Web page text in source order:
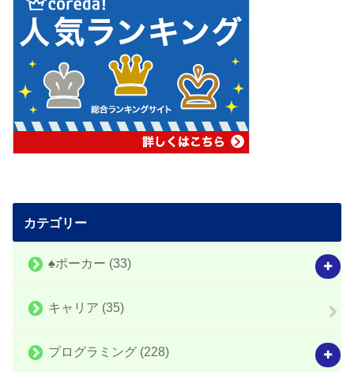
カテゴリー
♠️ポーカー (33)
キャリア (35)
プログラミング (228)